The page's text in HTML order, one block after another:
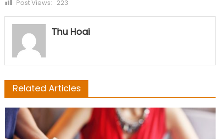
Post Views: 223
Thu Hoai
Related Articles